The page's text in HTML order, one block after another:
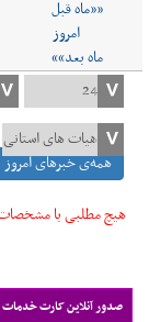
««ماه قبل
امروز
ماه بعد»»
همه‌ی خبرهای امروز
هیچ مطلبی با
صدور آنلاین کارت خدمات